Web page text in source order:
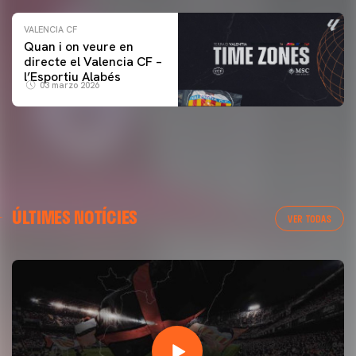
VALENCIA CF
Quan i on veure en
directe el Valencia CF –
l’Esportiu Alabés
03 marzo 2026
ÚLTIMES NOTÍCIES VER TODAS